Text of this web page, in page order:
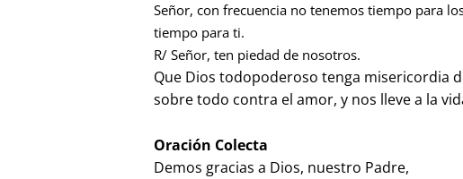
Señor, con frecuencia no tenemos tiempo para
tiempo para ti.
R/ Señor, ten piedad de nosotros.
Que Dios todopoderoso tenga misericordia
sobre todo contra el amor, y nos lleve a la
Oración Colecta
Demos gracias a Dios, nuestro Padre,